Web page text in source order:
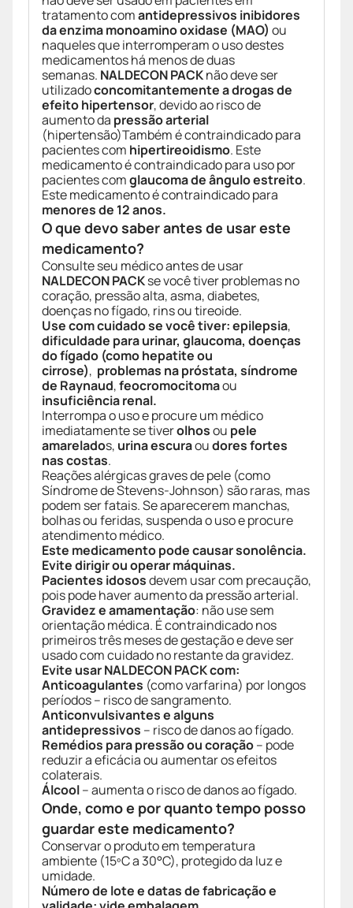
tratamento comantidepressivos inibidores
da enzima monoamino oxidase (MAO) ou
naqueles que interromperam o uso destes
medicamentos há menos de duas
semanas. NALDECON PACKnão deve ser
utilizadoconcomitantemente a drogas de
efeito hipertensor, devido ao risco de
aumento da pressão arterial
(hipertensão)Também é contraindicado para
pacientes com hipertireoidismo. Este
medicamento é contraindicado para uso por
pacientes comglaucoma de ângulo estreito.
Este medicamento é contraindicado para
menores de 12 anos.
O que devo saber antes de usar este
medicamento?
Consulte seu médico antes de usar
NALDECON PACKse você tiver problemas no
coração, pressão alta, asma, diabetes,
doenças no fígado, rins ou tireoide.
Use com cuidado se você tiver:epilepsia,
dificuldade para urinar, glaucoma, doenças
do fígado (como hepatite ou
cirrose), problemas na próstata, síndrome
de Raynaud,feocromocitomaou
insuficiência renal.
Interrompa o uso e procure um médico
imediatamente se tiverolhosou pele
amarelados, urina escuraoudores fortes
nas costas.
Reações alérgicas graves de pele (como
Síndrome de Stevens-Johnson) são raras, mas
podem ser fatais. Se aparecerem manchas,
bolhas ou feridas, suspenda o uso e procure
atendimento médico.
Este medicamento pode causar sonolência.
Evite dirigir ou operar máquinas.
Pacientes idososdevem usar com precaução,
pois pode haver aumento da pressão arterial.
Gravidez e amamentação: não use sem
orientação médica. É contraindicado nos
primeiros três meses de gestação e deve ser
usado com cuidado no restante da gravidez.
Evite usar NALDECON PACK com:
Anticoagulantes (como varfarina) por longos
períodos – risco de sangramento.
Anticonvulsivantes e alguns
antidepressivos – risco de danos ao fígado.
Remédios para pressão ou coração– pode
reduzir a eficácia ou aumentar os efeitos
colaterais.
Álcool– aumenta o risco de danos ao fígado.
Onde, como e por quanto tempo posso
guardar este medicamento?
Conservar o produto em temperatura
ambiente (15ºC a 30°C), protegido da luz e
umidade.
Número de lote e datas de fabricação e